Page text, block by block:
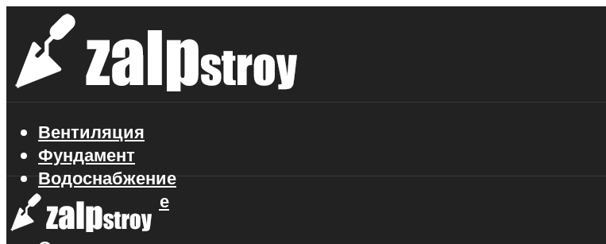
Вентиляция
Фундамент
Водоснабжение
Газоснабжение
Канализация